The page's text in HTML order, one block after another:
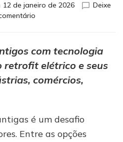
12 de janeiro de 2026
Deixe
em
modernize
sua
estrutura
sem
com tecnologia
retrofit elétrico e seus
comércios,
é um desafio
Entre as opções